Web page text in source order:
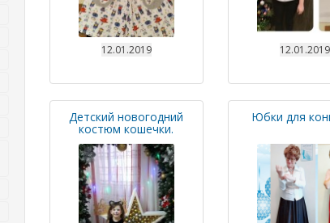
12.01.2019 12.01.2019
Детский новогодний
костюм кошечки.
Юбки для